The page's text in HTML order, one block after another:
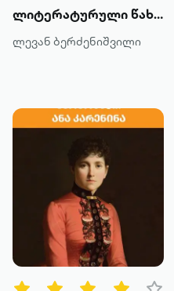
ლიტერატურული წახნაგები: გალაკტიონის "ლურჯა ცხენები"
ლევან ბერძენიშვილი